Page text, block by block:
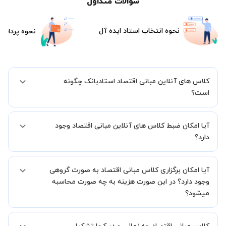
نحوه انتخاب استاد ایده آل نحوه
کلاس های آنلاین مبانی اقتصاد استادبانک چگونه
است؟
شما میدهیم که استاد شما پیش از جلسه تمامی موارد لازم برای برگزاری
یک کلاس آنلاین با کیفیت و مفید را به شما توضیح خواهند داد.
آیا امکان ضبط کلاس های آنلاین مبانی اقتصاد وجود
دارد؟
کنید.
آیا امکان برگزاری کلاس مبانی اقتصاد به صورت گروهی
وجود دارد؟ در این صورت هزینه به چه صورت محاسبه
میشود؟